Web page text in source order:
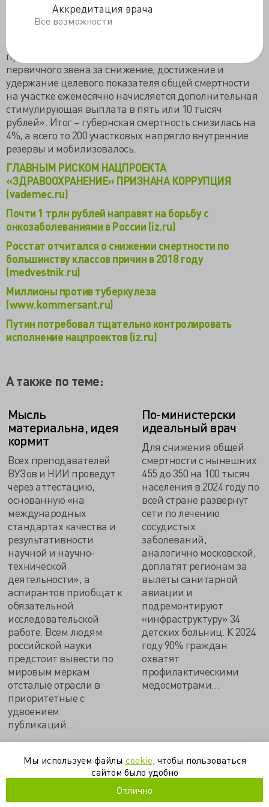
Аккредитация врача
Все возможности
Однако резервы для успешности программы уже
найдены в Кировской губернии. Губернатор Игорь
приняли решение: с июля 2018 года врачам
первичного звена за снижение, достижение и
удержание целевого показателя общей смертности
на участке ежемесячно начисляется дополнительная
стимулирующая выплата в пять или 10 тысяч
рублей». Итог – губернская смертность снизилась на
4%, а всего то 200 участковых напрягло внутренние
резервы и мобилизовалось.
ГЛАВНЫМ РИСКОМ НАЦПРОЕКТА
«ЗДРАВООХРАНЕНИЕ» ПРИЗНАНА КОРРУПЦИЯ
(vademec.ru)
Почти 1 трлн рублей направят на борьбу с
онкозаболеваниями в России (iz.ru)
Росстат отчитался о снижении смертности по
большинству классов причин в 2018 году
(medvestnik.ru)
Миллионы против туберкулеза
(www.kommersant.ru)
Путин потребовал тщательно контролировать
исполнение нацпроектов (iz.ru)
А также по теме:
Мысль
материальна, идея
кормит
Всех преподавателей
ВУЗов и НИИ проведут
через аттестацию,
основанную «на
международных
стандартах качества и
результативности
научной и научно-
технической
деятельности», а
аспирантов приобщат к
обязательной
исследовательской
работе. Всем людям
российской науки
предстоит вывести по
мировым меркам
отсталые отрасли в
приоритетные с
удвоением
публикаций…
По-министерски
идеальный врач
Для снижения общей
смертности с нынешних
455 до 350 на 100 тысяч
населения в 2024 году по
всей стране развернут
сети по лечению
сосудистых
заболеваний,
аналогично московской,
доплатят регионам за
вылеты санитарной
авиации и
подремонтируют
«инфраструктуру» 34
детских больниц. К 2024
году 90% граждан
охватят
профилактическими
медосмотрами…
кировская область нацпроекты росстат
смертность
Мы используем файлы cookie , чтобы пользоваться
сайтом было удобно
Отлично